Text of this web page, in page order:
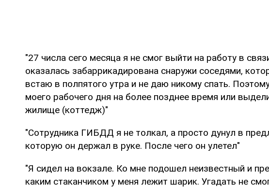
"27 числа сего месяца я не смог выйти на работу в
оказалась забаррикадирована снаружи соседями,
встаю в полпятого утра и не даю никому спать.
моего рабочего дня на более позднее время или
жилище (коттедж)"
"Сотрудника ГИБДД я не толкал, а просто дунул в
которую он держал в руке. После чего он улетел"
"Я сидел на вокзале. Ко мне подошел неизвестный и
каким стаканчиком у меня лежит шарик. Угадать не